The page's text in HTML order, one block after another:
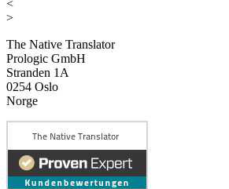
<
>
The Native Translator
Prologic GmbH
Stranden 1A
0254 Oslo
Norge